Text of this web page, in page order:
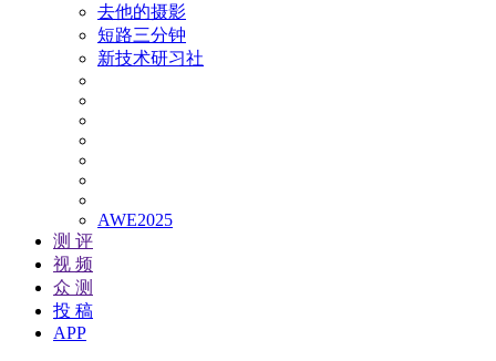
去他的摄影
短路三分钟
新技术研习社
AWE2025
测 评
视 频
众 测
投 稿
APP